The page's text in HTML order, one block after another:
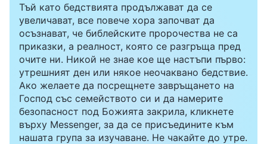
Тъй като бедствията продължават да се
увеличават, все повече хора започват да
осъзнават, че библейските пророчества не са
приказки, а реалност, която се разгръща пред
очите ни. Никой не знае кое ще настъпи първо:
утрешният ден или някое неочаквано бедствие.
Ако желаете да посрещнете завръщането на
Господ със семейството си и да намерите
безопасност под Божията закрила, кликнете
върху Messenger, за да се присъедините към
нашата група за изучаване. Не чакайте до утре.